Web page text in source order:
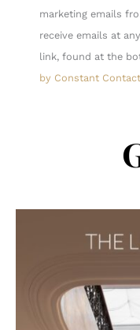
Contact
Use.
Please
leave
marketing emails
receive emails at
link, found at the
by Constant Contact